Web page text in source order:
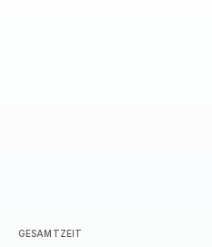
GESAMTZEIT